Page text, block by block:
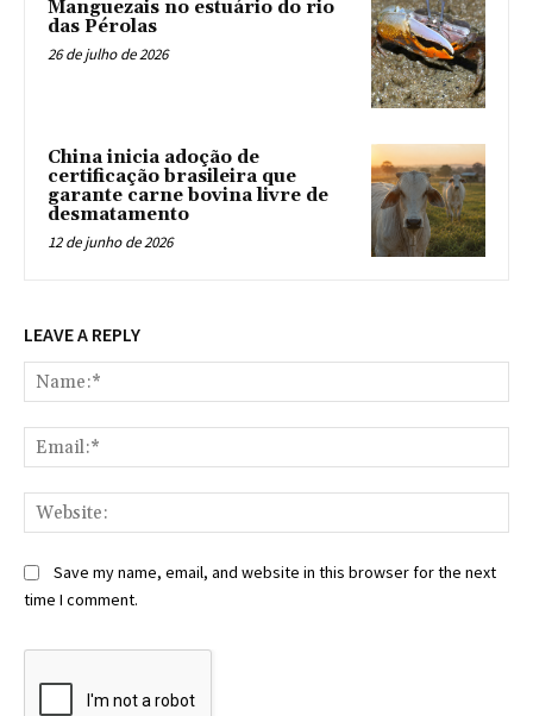
Manguezais no estuário do rio
das Pérolas
26 de julho de 2026
China inicia adoção de
certificação brasileira que
garante carne bovina livre de
desmatamento
12 de junho de 2026
LEAVE A REPLY
Save my name, email, and website in this browser for the next
time I comment.